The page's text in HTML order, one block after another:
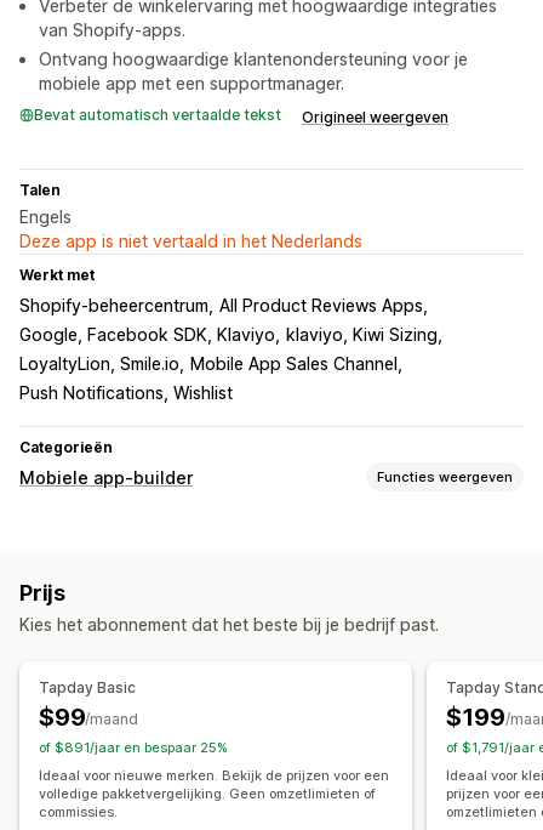
Verbeter de winkelervaring met hoogwaardige integraties
van Shopify-apps.
Ontvang hoogwaardige klantenondersteuning voor je
mobiele app met een supportmanager.
Bevat automatisch vertaalde tekst Origineel weergeven
Talen
Engels
Deze app is niet vertaald in het Nederlands
Werkt met
Shopify-beheercentrum All Product Reviews Apps
Google, Facebook SDK, Klaviyo
klaviyo, Kiwi Sizing
LoyaltyLion, Smile.io
Mobile App Sales Channel
Push Notifications, Wishlist
Categorieën
Mobiele app-builder Functies weergeven
Winkelwagenpagina
Drag-and-drop-editor Collecties
Meerdere valuta
Synchronisatie in real time
Pushmeldingen
Verlaten winkelwagen
Automatische meldingen
Weer op voorraad Geolocatie Gepersonaliseerd
Prijs
Kies het abonnement dat het beste bij je bedrijf past.
Tapday Basic
$99/maand
of $891/jaar en bespaar 25%
Ideaal voor nieuwe merken. Bekijk de prijzen voor een
volledige pakketvergelijking. Geen omzetlimieten of
commissies.
Tapday
$199/
of $1,791/jaar
Ideaal voor
prijzen voor
omzetlimieten